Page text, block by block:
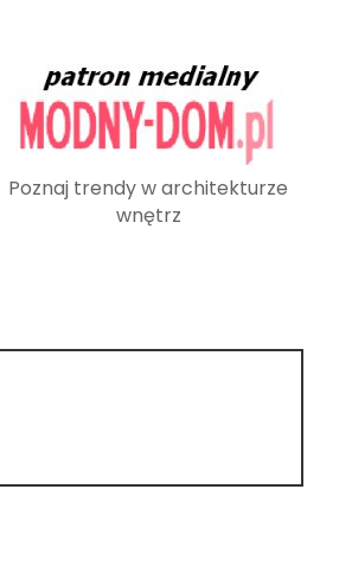
Poznaj trendy w architekturze
wnętrz